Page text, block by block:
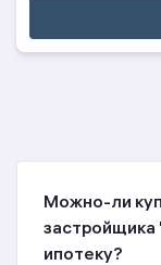
Можно-ли
застройщика
ипотеку?